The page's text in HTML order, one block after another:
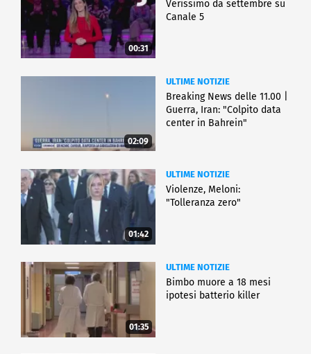
00:31
Verissimo da settembre su
Canale 5
02:09
ULTIME NOTIZIE
Breaking News delle 11.00 |
Guerra, Iran: "Colpito data
center in Bahrein"
01:42
ULTIME NOTIZIE
Violenze, Meloni:
"Tolleranza zero"
01:35
ULTIME NOTIZIE
Bimbo muore a 18 mesi
ipotesi batterio killer